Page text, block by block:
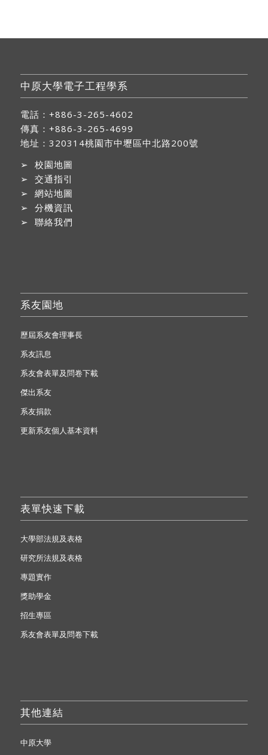
中原大學電子工程學系
電話：+886-3-265-4602
傳真：+886-3-265-4699
地址： 320314桃園市中壢區中北路200號
➢ 校園地圖
➢ 交通指引
➢ 網站地圖
➢ 分機資訊
➢ 聯絡我們
系友園地
歷屆系友會理事長
系友訊息
系友會表單及問卷下載
傑出系友
系友捐款
更新系友個人基本資料
表單快速下載
大學部法規及表格
研究所法規及表格
專題實作
獎助學金
招生專區
系友會表單及問卷下載
其他連結
中原大學